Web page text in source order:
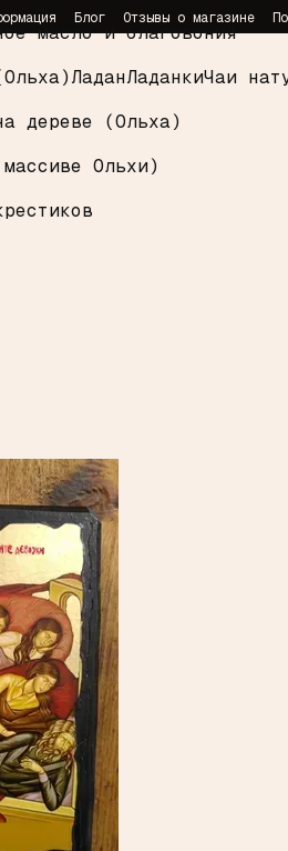
Блог Отзывы о магазине
масло и благовония
ЛаданЛаданкиЧаи
дереве (Ольха)
Ольхи)